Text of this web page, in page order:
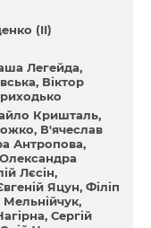
(II)
Легейда
Віктор
Кришталь
В'ячеслав
Антропова
Олександра
Лєсін
Яцун Філіп
Сергій